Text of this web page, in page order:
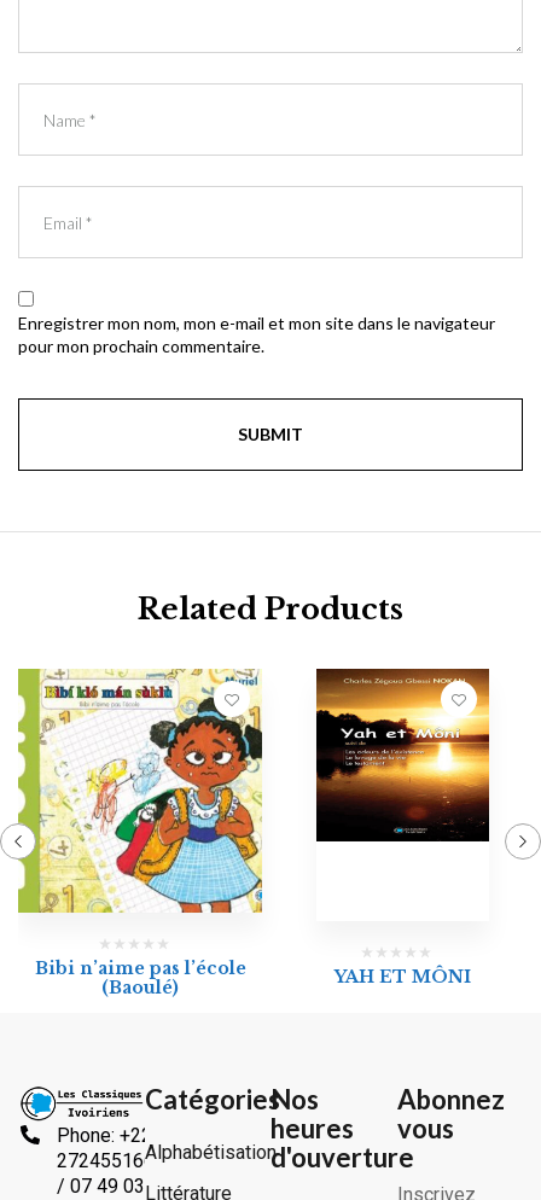
Enregistrer mon nom, mon e-mail et mon site dans le navigateur
pour mon prochain commentaire.
Related Products
Bibi n’aime pas l’école
(Baoulé)
YAH ET MÔNI
Phone: +225
2724551666
/ 07 49 03
Catégories
Alphabétisation
Littérature
Nos
heures
d'ouverture
Abonnez
vous
Inscrivez